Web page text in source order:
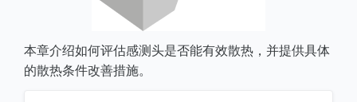
本章介绍如何评估感测头是否能有效散热，并提供具体
的散热条件改善措施。